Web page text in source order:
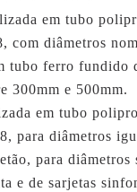
em tubo
com diâmetros
tubo ferro fundido
300mm e 500mm.
em tubo
para diâmetros
para diâmetros
e de sarjetas